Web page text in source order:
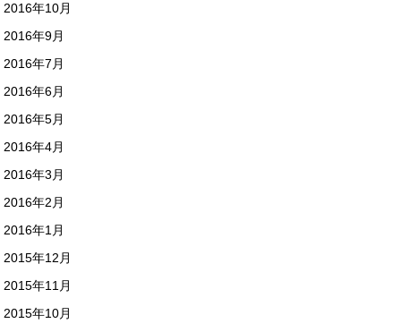
2016年10月
2016年9月
2016年7月
2016年6月
2016年5月
2016年4月
2016年3月
2016年2月
2016年1月
2015年12月
2015年11月
2015年10月